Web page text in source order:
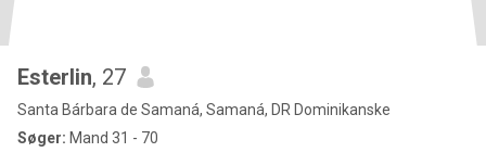
Esterlin, 27
Santa Bárbara de Samaná, Samaná, DR Dominikanske
Søger: Mand 31 - 70